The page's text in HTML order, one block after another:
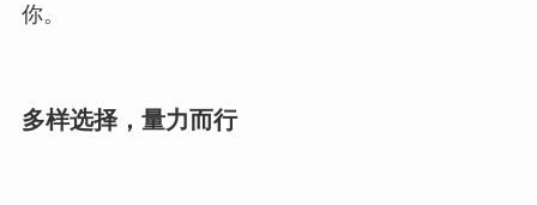
你。
多样选择，量力而行